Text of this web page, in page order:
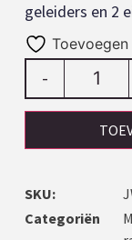
geleiders en 2
-
SKU:
Categoriën